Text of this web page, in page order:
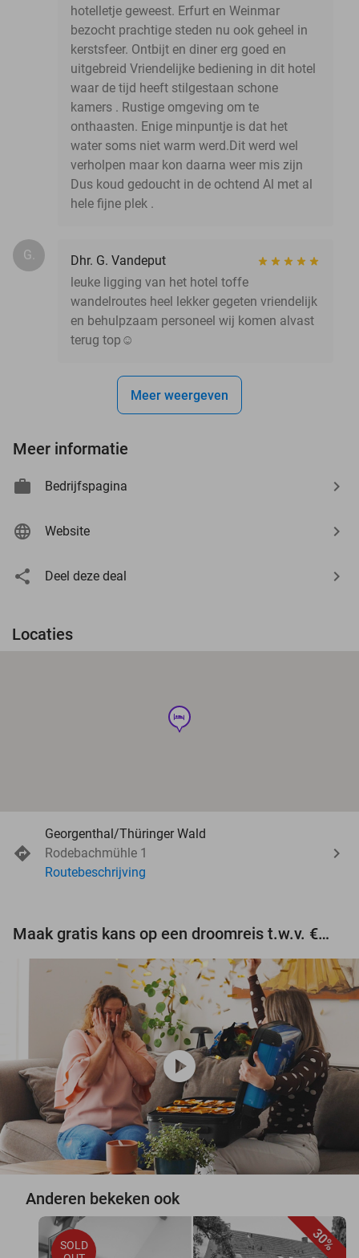
hotelletje geweest. Erfurt en Weinmar
bezocht prachtige steden nu ook geheel in
kerstsfeer. Ontbijt en diner erg goed en
uitgebreid Vriendelijke bediening in dit hotel
waar de tijd heeft stilgestaan schone
kamers . Rustige omgeving om te
onthaasten. Enige minpuntje is dat het
water soms niet warm werd.Dit werd wel
verholpen maar kon daarna weer mis zijn
Dus koud gedoucht in de ochtend Al met al
hele fijne plek .
G.
Dhr. G. Vandeput
leuke ligging van het hotel toffe
wandelroutes heel lekker gegeten vriendelijk
en behulpzaam personeel wij komen alvast
terug top☺️
Meer weergeven
Meer informatie
Bedrijfspagina
Website
Deel deze deal
Locaties
hotel
Georgenthal/Thüringer Wald
Rodebachmühle 1
Routebeschrijving
Maak gratis kans op een droomreis t.w.v. €3.000!
play_circle
Anderen bekeken ook
30%
SOLD